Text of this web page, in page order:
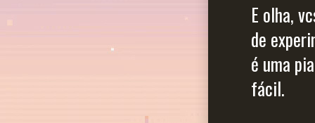
E olha,
de
é uma
fácil.